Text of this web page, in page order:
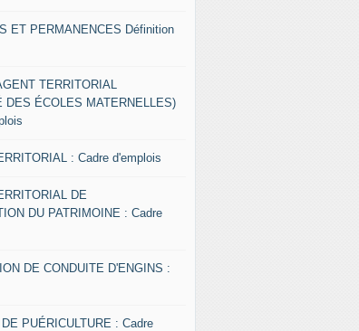
ET PERMANENCES Définition
TERRITORIAL
DES ÉCOLES MATERNELLES)
: Cadre d'emplois
DE
DU PATRIMOINE : Cadre
DE CONDUITE D'ENGINS :
PUÉRICULTURE : Cadre